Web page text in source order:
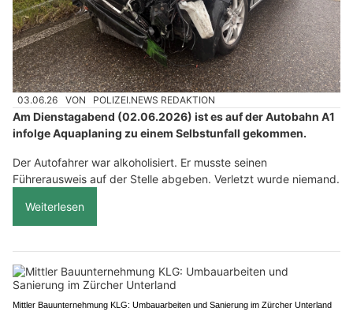
03.06.26 VON POLIZEI.NEWS REDAKTION
Am Dienstagabend (02.06.2026) ist es auf der Autobahn A1
infolge Aquaplaning zu einem Selbstunfall gekommen.
Der Autofahrer war alkoholisiert. Er musste seinen
Führerausweis auf der Stelle abgeben. Verletzt wurde niemand.
Weiterlesen
Mittler Bauunternehmung KLG: Umbauarbeiten und Sanierung im Zürcher Unterland